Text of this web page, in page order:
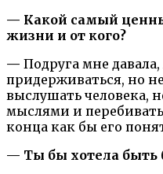
— Какой самый
жизни и от кого?
— Подруга мне давала,
придерживаться, но
выслушать человека,
мыслями и
конца как бы его
— Ты бы хотела быть